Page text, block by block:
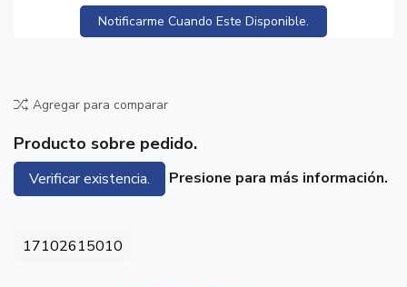
Notificarme Cuando Este Disponible.
Agregar para comparar
Producto sobre pedido.
Verificar existencia. Presione para más información.
17102615010